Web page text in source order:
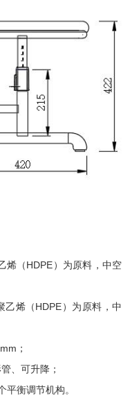
烯（HDPE）为原料，中空
烯（HDPE）为原料，中
；
、可升降；
衡调节机构。